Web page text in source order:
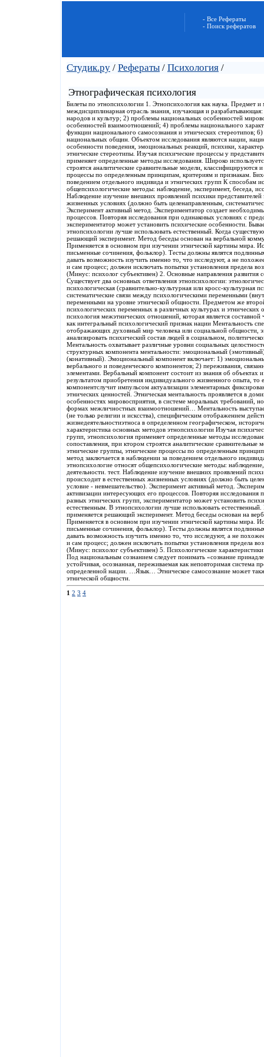
- Все Рефераты
- Поиск рефератов
Студик.ру / Рефераты / Психология /
Этнографическая психология
Билеты по этнопсихологии 1. Этнопсихология как наука. Предмет и
междисциплинарная отрасль знания, изучающая и
народов и культур; 2) проблемы национальных особенностей
особенностей взаимоотношений; 4) проблемы национального
функции национального самосознания и этнических стереотипов;
национальных общин. Объектом исследования являются нации,
особенности поведения, эмоциональных реакций, психики,
этнические стереотипы. Изучая психические процессы у
применяет определенные методы исследования. Широко
строятся аналитические сравнительные модели, классифицируются
процессы по определенным принципам, критериям и признакам.
поведением отдельного индивида и этнических групп К способам
общепсихологические методы: наблюдение, эксперимент, беседа,
Наблюдение изучение внешних проявлений психики
жизненных условиях (должно быть целенаправленным,
Эксперимент активный метод. Экспериментатор создает
процессов. Повторяя исследования при одинаковых условиях с
экспериментатор может установить психические особенности.
этнопсихологии лучше использовать естественный. Когда
решающий эксперимент. Метод беседы основан на вербальной
Применяется в основном при изучении этнической картины мира.
письменные сочинения, фольклор). Тесты должны являтся
давать возможность изучить именно то, что исследуют, а не
и сам процесс; должен исключать попытки установления предела
(Минус: психолог субъективен) 2. Основные направления развития
Существует два основных ответвления этнопсихологии:
психологическая (сравнительно-культурная или кросс-культурная
систематические связи между психологическими переменными
переменными на уровне этнической общности. Предметом же
психологических переменных в различных культурах и
психология межэтнических отношений, которая является
как интегральный психологический признак нации Ментальность
отображающих духовный мир человека или социальной общности,
анализировать психический состав людей в социальном,
Ментальность охватывает различные уровни социальных
структурных компонента ментальности: эмоциональный
(конативный). Эмоциональный компонент включает: 1)
вербального и поведенческого компонентов; 2) переживания,
элементами. Вербальный компонент состоит из знания об объектах
результатом приобретения индивидуального жизненного опыта, то
компонентслучит импульсом актуализации элементарных
этнических ценностей. Этническая ментальность проявляется в
особенностях мировосприятия, в системе моральных требований,
формах межличностных взаимоотношений… Ментальность
(не только религии и исксства), специфическим отображением
жизнедеятельностиэтноса в определенном географическом,
характеристика основных методов этнопсихологии Изучая
групп, этнопсихология применяет определенные методы
сопоставления, при ктором строятся аналитические
этнические группы, этнические процессы по определенным
метод заключается в наблюдении за поведением отдельного
этнопсихологие относят общепсихологические методы:
деятельности. тест. Наблюдение изучение внешних проявлений
происходит в естественных жизненных условиях (должно быть
условие - невмешательство). Эксперимент активный метод.
активизации интересующих его процессов. Повторяя исследования
разных этнических групп, экспериментатор может установить
естественным. В этнопсихологии лучше использовать
применяется решающий эксперимент. Метод беседы основан на
Применяется в основном при изучении этнической картины мира.
письменные сочинения, фольклор). Тесты должны являтся
давать возможность изучить именно то, что исследуют, а не
и сам процесс; должен исключать попытки установления предела
(Минус: психолог субъективен) 5. Психологические
Под национальным сознанием следует понимать «сознание
устойчивая, осознанная, переживаемая как неповторимая система
определенной нации. …Язык… Этническое самосознание может
этнической общности.
1 2 3 4